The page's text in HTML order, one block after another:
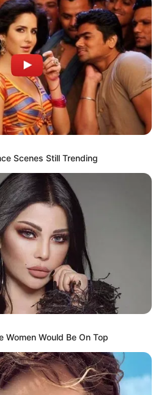
Scenes Still Trending
Women Would Be On Top